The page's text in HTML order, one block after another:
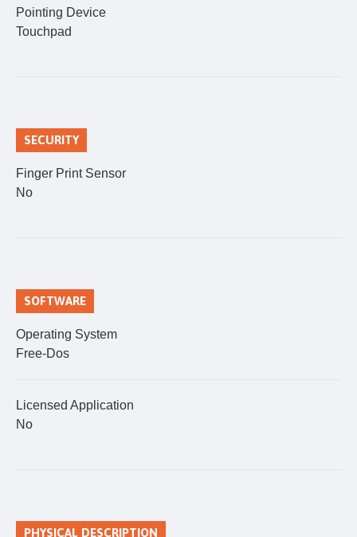
Pointing Device
Touchpad
SECURITY
Finger Print Sensor
No
SOFTWARE
Operating System
Free-Dos
Licensed Application
No
PHYSICAL DESCRIPTION